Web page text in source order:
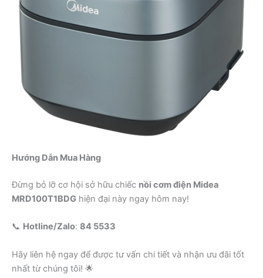
Hướng Dẫn Mua Hàng
Đừng bỏ lỡ cơ hội sở hữu chiếc nồi cơm điện Midea
MRD100T1BDG hiện đại này ngay hôm nay!
📞 Hotline/Zalo: 84 5533
Hãy liên hệ ngay để được tư vấn chi tiết và nhận ưu đãi tốt
nhất từ chúng tôi! 🌟